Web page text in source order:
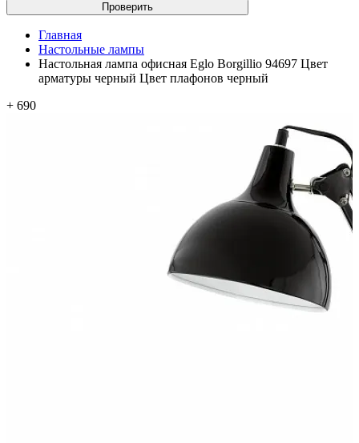
Проверить
Главная
Настольные лампы
Настольная лампа офисная Eglo Borgillio 94697 Цвет
арматуры черный Цвет плафонов черный
+ 690